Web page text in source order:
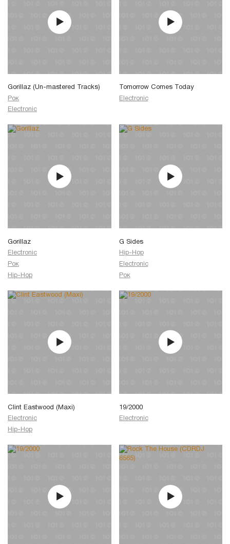
Gorillaz (Un-mastered Tracks)
Рок
Electronic
Tomorrow Comes Today
Electronic
Gorillaz
Electronic
Рок
Hip-Hop
G Sides
Hip-Hop
Electronic
Рок
Clint Eastwood (Maxi)
Electronic
Hip-Hop
19/2000
Electronic